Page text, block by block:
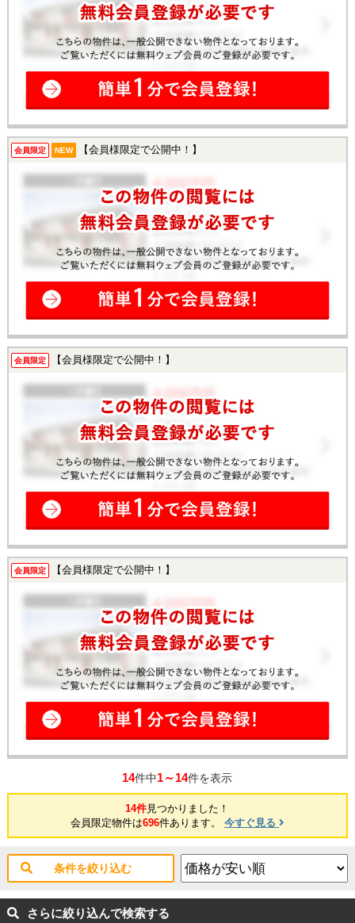
会員限定 NEW 【会員様限定で公開中！】
会員限定 【会員様限定で公開中！】
会員限定 【会員様限定で公開中！】
14件中1～14件を表示
14件見つかりました！
会員限定物件は696件あります。 今すぐ見る
条件を絞り込む
さらに絞り込んで検索する